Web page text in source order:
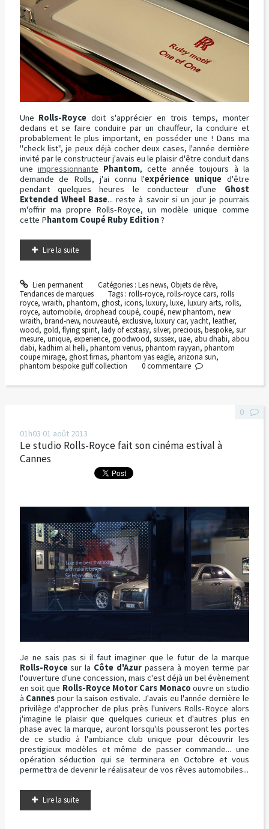
Une Rolls-Royce doit s'apprécier en trois temps, monter
dedans et se faire conduire par un chauffeur, la conduire et
probablement le plus important, en posséder une ! Dans ma
"check list", je peux déjà cocher deux cases, l'année dernière
invité par le constructeur j'avais eu le plaisir d'être conduit dans
une impressionnante Phantom, cette année toujours à la
demande de Rolls, j'ai connu l'expérience unique d'être
pendant quelques heures le conducteur d'une Ghost
Extended Wheel Base... reste à savoir si un jour je pourrais
m'offrir ma propre Rolls-Royce, un modèle unique comme
cette Phantom Coupé Ruby Edition?
Lire la suite
Lien permanent Catégories : Les news, Objets de rêve,
Tendances de marques
Tags :rolls-royce,rolls-royce cars,rolls
royce, wraith, phantom, ghost, icons, luxury, luxe, luxury arts, rolls,
royce, automobile, drophead coupé, coupé, new phantom, new
wraith, brand-new, nouveauté, exclusive, luxury car, yacht, leather,
wood, gold, flying spirit, lady of ecstasy, silver, precious, bespoke, sur
mesure, unique, experience, goodwood, sussex, uae, abu dhabi, abou
dabi, kadhim al helli, phantom venus, phantom rayyan, phantom
coupe mirage, ghost firnas, phantom yas eagle, arizona sun,
phantom bespoke gulf collection
0commentaire
01h03 01 août 2013
Le studio Rolls-Royce fait son cinéma estival à
Cannes
Je ne sais pas si il faut imaginer que le futur de la marque
Rolls-Roycesur la Côte d'Azur passera à moyen terme par
l'ouverture d'une concession, mais c'est déjà un bel évènement
en soit que Rolls-Royce Motor Cars Monaco ouvre un studio
à Cannes pour la saison estivale. J'avais eu l'année dernière le
privilège d'approcher de plus près l'univers Rolls-Royce alors
j'imagine le plaisir que quelques curieux et d'autres plus en
phase avec la marque, auront lorsqu'ils pousseront les portes
de ce studio à l'ambiance club unique pour découvrir les
prestigieux modèles et même de passer commande... une
opération séduction qui se terminera en Octobre et vous
permettra de devenir le réalisateur de vos rêves automobiles...
Lire la suite
0